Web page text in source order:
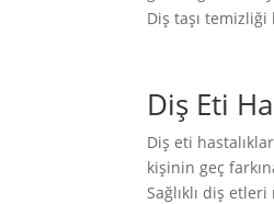
Diş taşı
Diş Eti
Diş eti
kişinin geç
Sağlıklı diş